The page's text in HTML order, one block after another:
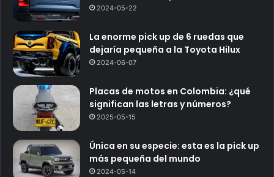
2024-05-22
La enorme pick up de 6 ruedas que
dejaría pequeña a la Toyota Hilux
2024-06-07
Placas de motos en Colombia: ¿qué
significan las letras y números?
2025-05-15
Única en su especie: esta es la pick up
más pequeña del mundo
2024-05-14